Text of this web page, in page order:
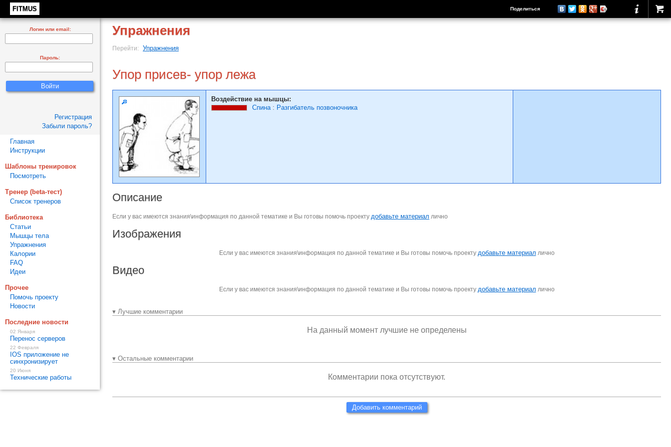
FITMUS Поделиться
Упражнения
Перейти: Упражнения
Упор присев- упор лежа
Воздействие на мышцы:
Спина: Разгибатель позвоночника
Описание
Если у вас имеются знания\информация по данной тематике и Вы готовы помочь проекту добавьте материал лично
Изображения
Если у вас имеются знания\информация по данной тематике и Вы готовы помочь проекту добавьте материал лично
Видео
Если у вас имеются знания\информация по данной тематике и Вы готовы помочь проекту добавьте материал лично
▾ Лучшие комментарии
На данный момент лучшие не определены
▾ Остальные комментарии
Комментарии пока отсутствуют.
Добавить комментарий
Логин или email:
Пароль:
Регистрация
Забыли пароль?
Главная
Инструкции
Шаблоны тренировок
Посмотреть
Тренер (beta-тест)
Список тренеров
Библиотека
Статьи
Мышцы тела
Упражнения
Калории
FAQ
Идеи
Прочее
Помочь проекту
Новости
Последние новости
02 Января
Перенос серверов
22 Февраля
IOS приложение не
синхронизирует
20 Июня
Технические работы